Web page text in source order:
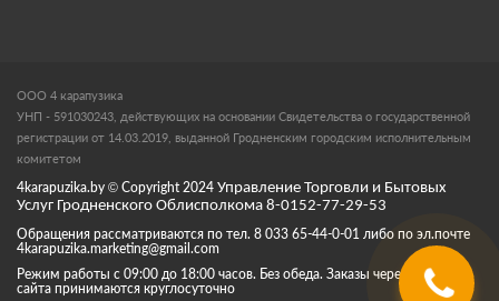
ООО 4 карапузика
УНП - 591030243, действующих на основании Свидетельства о государственной
регистрации от 14.03.2019, выданной Гродненским городским исполнительным
комитетом
4karapuzika.by © Copyright 2024 Управление Торговли и Бытовых
Услуг Гродненского Облисполкома 8-0152-77-29-53
Обращения рассматриваются по тел. 8 033 65-44-0-01 либо по эл.почте
4karapuzika.marketing@gmail.com
Режим работы с 09:00 до 18:00 часов. Без обеда. Заказы через корзину
сайта принимаются круглосуточно